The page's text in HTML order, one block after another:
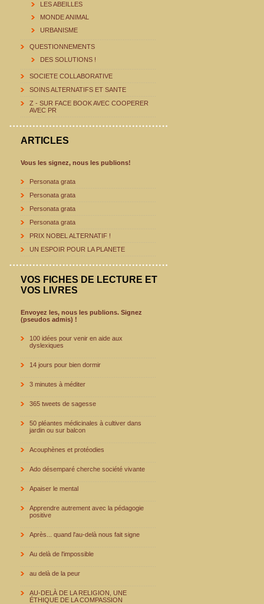
LES ABEILLES
MONDE ANIMAL
URBANISME
QUESTIONNEMENTS
DES SOLUTIONS !
SOCIETE COLLABORATIVE
SOINS ALTERNATIFS ET SANTE
Z - SUR FACE BOOK AVEC COOPERER
AVEC PR
ARTICLES
Vous les signez, nous les publions!
Personata grata
Personata grata
Personata grata
Personata grata
PRIX NOBEL ALTERNATIF !
UN ESPOIR POUR LA PLANETE
VOS FICHES DE LECTURE ET
VOS LIVRES
Envoyez les, nous les publions. Signez
(pseudos admis) !
100 idées pour venir en aide aux
dyslexiques
14 jours pour bien dormir
3 minutes à méditer
365 tweets de sagesse
50 pléantes médicinales à cultiver dans
jardin ou sur balcon
Acouphènes et protéodies
Ado désemparé cherche société vivante
Apaiser le mental
Apprendre autrement avec la pédagogie
positive
Après... quand l'au-delà nous fait signe
Au delà de l'impossible
au delà de la peur
AU-DELÀ DE LA RELIGION, UNE
ÉTHIQUE DE LA COMPASSION